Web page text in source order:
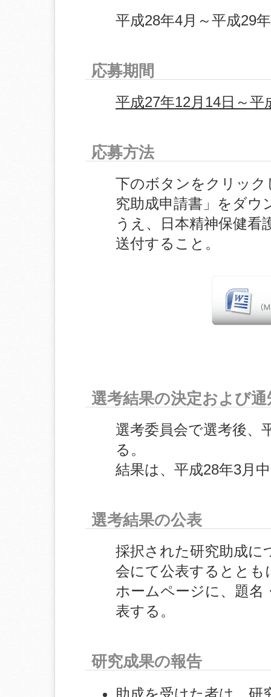
平成28年4月～平成29
応募期間
平成27年12月14日～
応募方法
下のボタンをクリック
究助成申請書」をダウ
うえ、日本精神保健看
送付すること。
選考結果の決定および通
選考委員会で選考後、
る。
結果は、平成28年3月
選考結果の公表
採択された研究助成に
会にて公表するととも
ホームページに、題名
表する。
研究成果の報告
助成を受けた者は、研